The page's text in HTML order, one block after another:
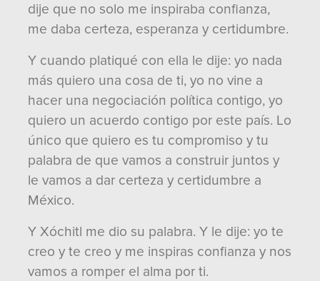
dije que no solo me inspiraba confianza,
me daba certeza, esperanza y certidumbre.
Y cuando platiqué con ella le dije: yo nada
más quiero una cosa de ti, yo no vine a
hacer una negociación política contigo, yo
quiero un acuerdo contigo por este país. Lo
único que quiero es tu compromiso y tu
palabra de que vamos a construir juntos y
le vamos a dar certeza y certidumbre a
México.
Y Xóchitl me dio su palabra. Y le dije: yo te
creo y te creo y me inspiras confianza y nos
vamos a romper el alma por ti.